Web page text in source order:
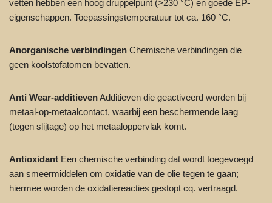
vetten hebben een hoog druppelpunt (>230 °C) en goede EP-
eigenschappen. Toepassingstemperatuur tot ca. 160 °C.
Anorganische verbindingen Chemische verbindingen die
geen koolstofatomen bevatten.
Anti Wear-additievenAdditieven die geactiveerd worden bij
metaal-op-metaalcontact, waarbij een beschermende laag
(tegen slijtage) op het metaaloppervlak komt.
Antioxidant Een chemische verbinding dat wordt toegevoegd
aan smeermiddelen om oxidatie van de olie tegen te gaan;
hiermee worden de oxidatiereacties gestopt cq. vertraagd.